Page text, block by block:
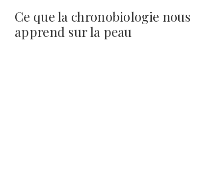
Ce que la chronobiologie nous
apprend sur la peau